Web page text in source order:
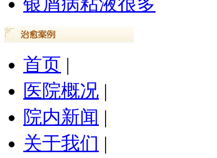
首页 |
医院概况 |
院内新闻 |
关于我们 |